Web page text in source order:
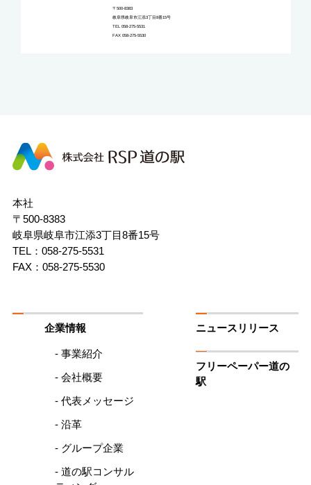
〒500-8383
岐阜県岐阜市江添3丁目8番15号
TEL 058-275-5531
FAX 058-275-5530
株
式
RSP
道
の
駅
本社
〒500-8383
岐阜県岐阜市江添3丁目8番15号
TEL：058-275-5531
FAX：058-275-5530
企業情報
- 事業紹介
- 会社概要
- 代表メッセージ
- 沿革
- グループ企業
- 道の駅コンサル
ニュースリリース
フリーペーパー道の
駅